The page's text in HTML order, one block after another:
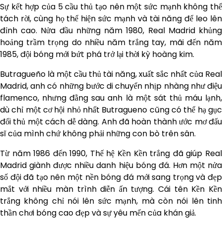
Sự kết hợp của 5 cầu thủ tạo nên một sức mạnh không thể
tách rời, cùng họ thể hiện sức mạnh và tài năng để leo lên
đỉnh cao. Nửa đầu những năm 1980, Real Madrid khủng
hoảng trầm trọng do nhiều năm trắng tay, mãi đến năm
1985, đội bóng mới bứt phá trở lại thời kỳ hoàng kim.
Butragueño là một cầu thủ tài năng, xuất sắc nhất của Real
Madrid, anh có những bước di chuyển nhịp nhàng như điệu
flamenco, nhưng đằng sau anh là một sát thủ máu lạnh,
dù chỉ một cơ hội nhỏ nhất Butragueno cũng có thể hạ gục
đối thủ một cách dễ dàng. Anh đã hoàn thành ước mơ đấu
sĩ của mình chứ không phải những con bò trên sân.
Từ năm 1986 đến 1990, Thế hệ Kền Kền trắng đã giúp Real
Madrid giành được nhiều danh hiệu bóng đá. Hơn một nửa
số đội đã tạo nên một nền bóng đá mới sang trọng và đẹp
mắt với nhiều màn trình diễn ấn tượng. Cái tên Kền Kền
trắng không chỉ nói lên sức mạnh, mà còn nói lên tinh
thần chơi bóng cao đẹp và sự yêu mến của khán giả.